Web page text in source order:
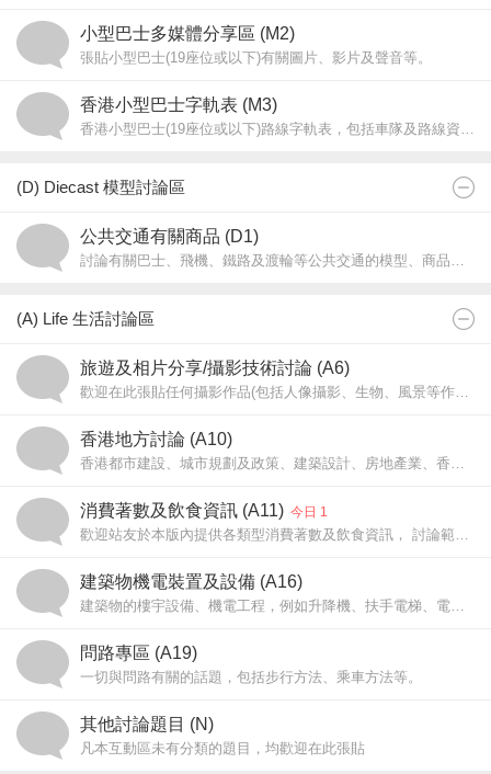
小型巴士多媒體分享區 (M2)
張貼小型巴士(19座位或以下)有關圖片、影片及聲音等。
香港小型巴士字軌表 (M3)
香港小型巴士(19座位或以下)路線字軌表，包括車隊及路線資料。欲申請成為路線負責人，須先在M3i版提出申請，並張貼欲申請路線的車隊及路線資料。
(D) Diecast 模型討論區
公共交通有關商品 (D1)
討論有關巴士、飛機、鐵路及渡輪等公共交通的模型、商品或收藏品。[文章不得含有商業宣傳成份]
(A) Life 生活討論區
旅遊及相片分享/攝影技術討論 (A6)
歡迎在此張貼任何攝影作品(包括人像攝影、生物、風景等作品，作品必須由貼文者拍攝，但不包括交通工具相片及明星相片)，以及分享有關攝影技術的心得及疑難。
香港地方討論 (A10)
香港都市建設、城市規劃及政策、建築設計、房地產業、香港地理歷史、各區風貌及道路及天文氣象等、遠足路線查詢。
消費著數及飲食資訊 (A11) 今日 1
歡迎站友於本版內提供各類型消費著數及飲食資訊， 討論範圍可包括香港、國內，海外各地以及互聯網。
建築物機電裝置及設備 (A16)
建築物的樓宇設備、機電工程，例如升降機、扶手電梯、電動行人道等。
問路專區 (A19)
一切與問路有關的話題，包括步行方法、乘車方法等。
其他討論題目 (N)
凡本互動區未有分類的題目，均歡迎在此張貼